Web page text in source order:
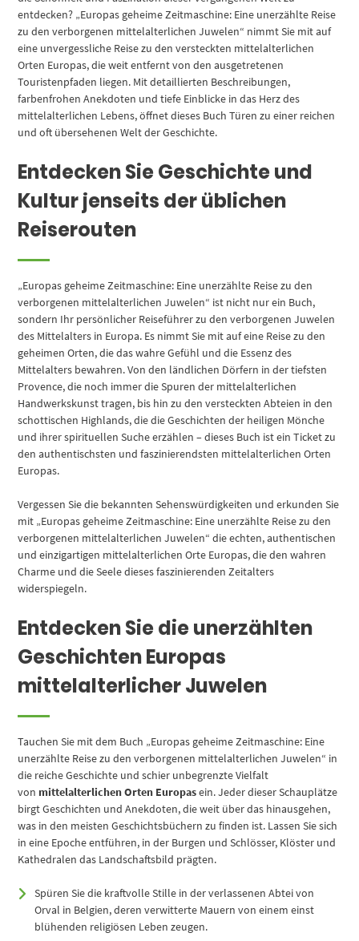
entdecken? „Europas geheime Zeitmaschine: Eine unerzählte Reise
zu den verborgenen mittelalterlichen Juwelen“ nimmt Sie mit auf
eine unvergessliche Reise zu den versteckten mittelalterlichen
Orten Europas, die weit entfernt von den ausgetretenen
Touristenpfaden liegen. Mit detaillierten Beschreibungen,
farbenfrohen Anekdoten und tiefe Einblicke in das Herz des
mittelalterlichen Lebens, öffnet dieses Buch Türen zu einer reichen
und oft übersehenen Welt der Geschichte.
Entdecken Sie Geschichte und
Kultur jenseits der üblichen
Reiserouten
„Europas geheime Zeitmaschine: Eine unerzählte Reise zu den
verborgenen mittelalterlichen Juwelen“ ist nicht nur ein Buch,
sondern Ihr persönlicher Reiseführer zu den verborgenen Juwelen
des Mittelalters in Europa. Es nimmt Sie mit auf eine Reise zu den
geheimen Orten, die das wahre Gefühl und die Essenz des
Mittelalters bewahren. Von den ländlichen Dörfern in der tiefsten
Provence, die noch immer die Spuren der mittelalterlichen
Handwerkskunst tragen, bis hin zu den versteckten Abteien in den
schottischen Highlands, die die Geschichten der heiligen Mönche
und ihrer spirituellen Suche erzählen – dieses Buch ist ein Ticket zu
den authentischsten und faszinierendsten mittelalterlichen Orten
Europas.
Vergessen Sie die bekannten Sehenswürdigkeiten und erkunden Sie
mit „Europas geheime Zeitmaschine: Eine unerzählte Reise zu den
verborgenen mittelalterlichen Juwelen“ die echten, authentischen
und einzigartigen mittelalterlichen Orte Europas, die den wahren
Charme und die Seele dieses faszinierenden Zeitalters
widerspiegeln.
Entdecken Sie die unerzählten
Geschichten Europas
mittelalterlicher Juwelen
Tauchen Sie mit dem Buch „Europas geheime Zeitmaschine: Eine
unerzählte Reise zu den verborgenen mittelalterlichen Juwelen“ in
die reiche Geschichte und schier unbegrenzte Vielfalt
von mittelalterlichen Orten Europasein. Jeder dieser Schauplätze
birgt Geschichten und Anekdoten, die weit über das hinausgehen,
was in den meisten Geschichtsbüchern zu finden ist. Lassen Sie sich
in eine Epoche entführen, in der Burgen und Schlösser, Klöster und
Kathedralen das Landschaftsbild prägten.
Spüren Sie die kraftvolle Stille in der verlassenen Abtei von
Orval in Belgien, deren verwitterte Mauern von einem einst
blühenden religiösen Leben zeugen.